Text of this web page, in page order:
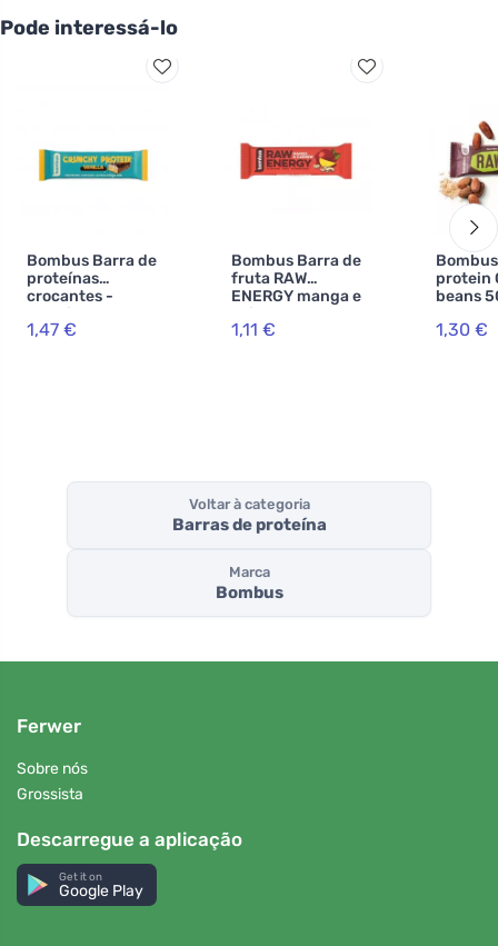
Pode interessá-lo
Bombus Barra de
proteínas
crocantes -
Baunilha
1,47 €
Bombus Barra de
fruta RAW
ENERGY manga e
caju
1,11 €
protein
beans
1,30 €
Voltar à categoria
Barras de proteína
Marca
Bombus
Ferwer
Sobre nós
Grossista
Descarregue a aplicação
Get it on
Google Play